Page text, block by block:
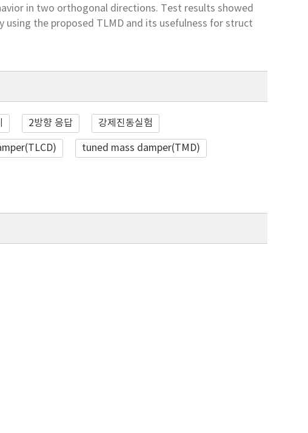
in two orthogonal directions. Test results showed
the proposed TLMD and its usefulness for struct
2방향 응답 강제진동실험
tuned mass damper(TMD)